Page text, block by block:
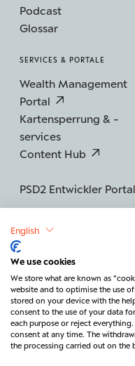
Podcast
Glossar
SERVICES & PORTALE
Wealth Management
Portal
Kartensperrung & -
services
Content Hub
PSD2 Entwickler Portal
Datenschutz
Rechtliches
Vertrag
English
We use cookies
We store what are known as
website and to optimise the use
stored on your device with the
consent to the use of your data
each purpose or reject
consent at any time. The
the processing carried out on the